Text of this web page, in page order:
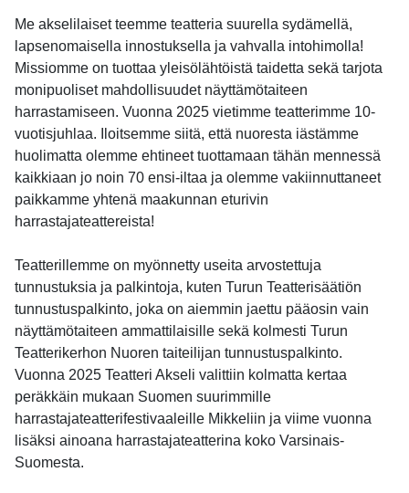
Me akselilaiset teemme teatteria suurella sydämellä,
lapsenomaisella innostuksella ja vahvalla intohimolla!
Missiomme on tuottaa yleisölähtöistä taidetta sekä tarjota
monipuoliset mahdollisuudet näyttämötaiteen
harrastamiseen. Vuonna 2025 vietimme teatterimme 10-
vuotisjuhlaa. Iloitsemme siitä, että nuoresta iästämme
huolimatta olemme ehtineet tuottamaan tähän mennessä
kaikkiaan jo noin 70 ensi-iltaa ja olemme vakiinnuttaneet
paikkamme yhtenä maakunnan eturivin
harrastajateattereista!
Teatterillemme on myönnetty useita arvostettuja
tunnustuksia ja palkintoja, kuten Turun Teatterisäätiön
tunnustuspalkinto, joka on aiemmin jaettu pääosin vain
näyttämötaiteen ammattilaisille sekä kolmesti Turun
Teatterikerhon Nuoren taiteilijan tunnustuspalkinto.
Vuonna 2025 Teatteri Akseli valittiin kolmatta kertaa
peräkkäin mukaan Suomen suurimmille
harrastajateatterifestivaaleille Mikkeliin ja viime vuonna
lisäksi ainoana harrastajateatterina koko Varsinais-
Suomesta.